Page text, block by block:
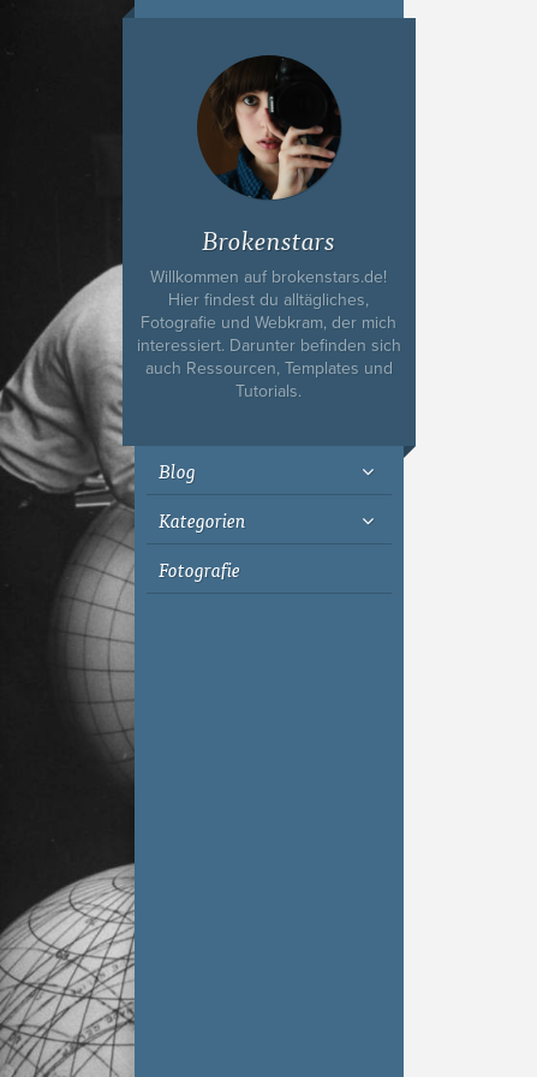
Ich bin Fyn,
23, und
wohne in
Köln
Brokenstars
Willkommen auf brokenstars.de!
Hier findest du alltägliches,
Fotografie und Webkram, der mich
interessiert. Darunter befinden sich
auch Ressourcen, Templates und
Tutorials.
Blog
Kategorien
Fotografie